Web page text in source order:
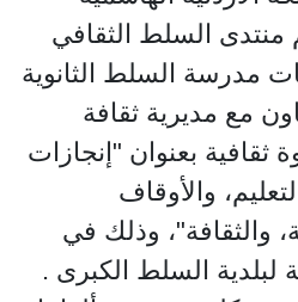
منتدى السلط الثقافي
مدرسة السلط الثانوية
مع مديرية ثقافة
ثقافية بعنوان "إنجازات
والأوقاف
والثقافة"، وذلك في
لبلدية السلط الكبرى .